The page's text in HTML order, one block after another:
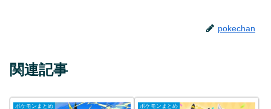
pokechan
関連記事
ポケモンまとめ ポケモンまとめ